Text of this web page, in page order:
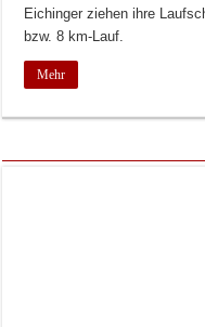
Eichinger ziehen ihre
bzw. 8 km-Lauf.
Mehr